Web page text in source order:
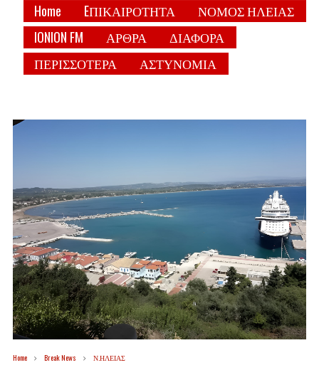
Home EΠΙΚΑΙΡΟΤΗΤΑ
ΝΟΜΟΣ ΗΛΕΙΑΣ
IONION FM
ΑΡΘΡΑ
ΔΙΑΦΟΡΑ
ΠΕΡΙΣΣΟΤΕΡΑ
ΑΣΤΥΝΟΜΙΑ
Home Break News Ν.ΗΛΕΙΑΣ